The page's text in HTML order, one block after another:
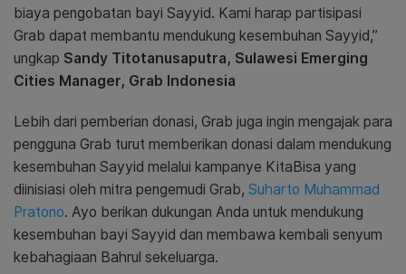
biaya pengobatan bayi Sayyid. Kami harap partisipasi
Grab dapat membantu mendukung kesembuhan Sayyid,”
ungkap Sandy Titotanusaputra, Sulawesi Emerging
Cities Manager, Grab Indonesia
Lebih dari pemberian donasi, Grab juga ingin mengajak para
pengguna Grab turut memberikan donasi dalam mendukung
kesembuhan Sayyid melalui kampanye KitaBisa yang
diinisiasi oleh mitra pengemudi Grab, Suharto Muhammad
Pratono. Ayo berikan dukungan Anda untuk mendukung
kesembuhan bayi Sayyid dan membawa kembali senyum
kebahagiaan Bahrul sekeluarga.